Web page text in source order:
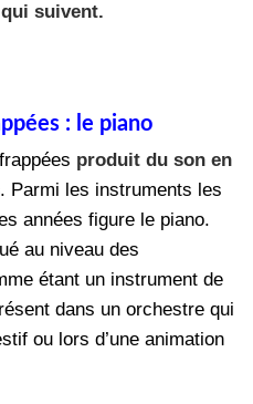
suivent.
: le piano
produit du son en
. Parmi les instruments les
années figure le piano.
au niveau des
étant un instrument de
dans un orchestre qui
ou lors d’une animation